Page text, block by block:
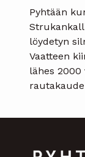
Pyhtään
löydetyn
Vaatteen
lähes 2000